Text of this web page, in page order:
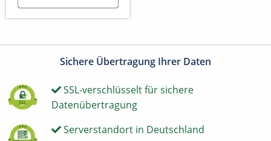
Sichere Übertragung Ihrer Daten
SSL-verschlüsselt für sichere
Datenübertragung
Serverstandort in Deutschland